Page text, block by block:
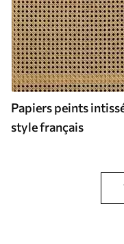
Papiers peints
style français